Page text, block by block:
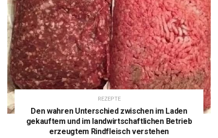
REZEPTE
Den wahren Unterschied zwischen im Laden
gekauftem und im landwirtschaftlichen Betrieb
erzeugtem Rindfleisch verstehen